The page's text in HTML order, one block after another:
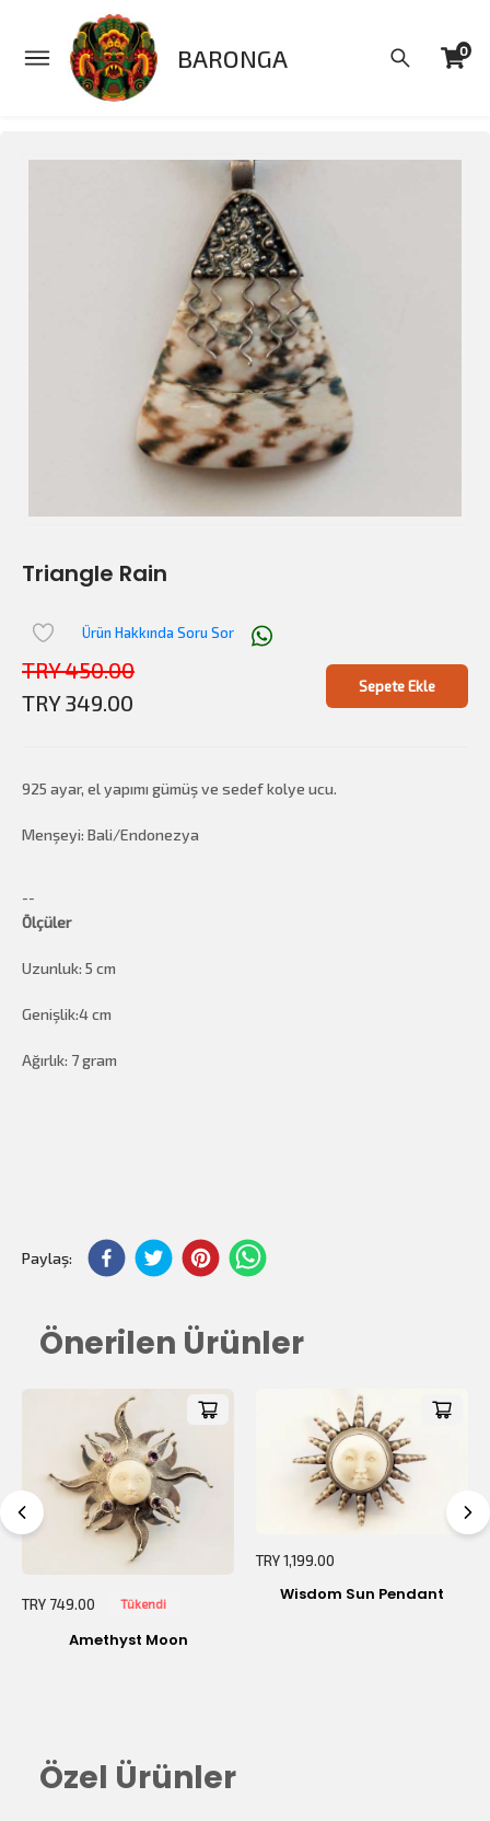
BARONGA 0
Triangle Rain
Ürün Hakkında Soru Sor
TRY 450.00
TRY 349.00
Sepete Ekle
925 ayar, el yapımı gümüş ve sedef kolye ucu.
Menşeyi: Bali/Endonezya
--
Ölçüler
Uzunluk: 5 cm
Genişlik:4 cm
Ağırlık: 7 gram
Paylaş:
Önerilen Ürünler
TRY 749.00 Tükendi
Amethyst Moon
TRY 1,199.00
Wisdom Sun Pendant
Özel Ürünler
Sepetiniz Boş!